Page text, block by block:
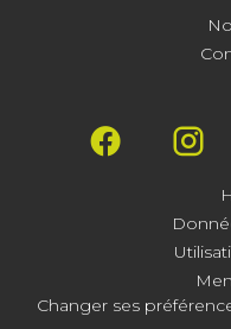
Changer ses